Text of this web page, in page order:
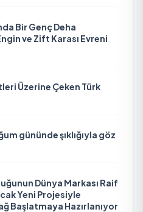
Bir Genç Deha
ve Zift Karası Evreni
Üzerine Çeken Türk
gününde şıklığıyla göz
Dünya Markası Raif
Yeni Projesiyle
Başlatmaya Hazırlanıyor